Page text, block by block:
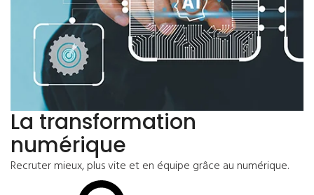
La transformation
numérique
Recruter mieux, plus vite et en équipe grâce au numérique.